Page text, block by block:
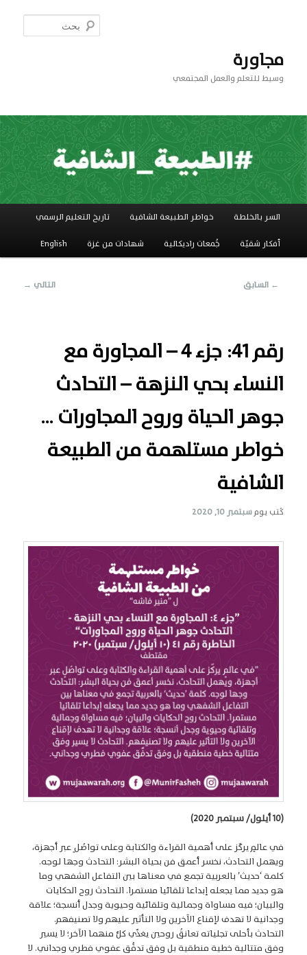
مجاورة
وسيط للتعلم والعمل المجتمعي
السر بالخلطة خواطر الطبيعة الشافية تاريخ التعليم الرسمي
أفكار شقيّة جَُمعات راديكالية شهادات من غزة English
تصفّح
← السابق التالي →
رقم 41: جزء 4 – المجاورة مع
النساء بحي النزهة – التحادث
جوهر الحياة وروح المجاورات …
خواطر مستلهمة من الطبيعة
الشافية
كُتب يومسبتمبر 10, 2020
(10 أيلول/ سبتمبر 2020)
في عالمٍ يركّز على أهمية القراءة والكتابة وعلى تواصُلٍ عبر أجهزة،
ويهمل التحادث، نخسر أعمق فن بحياة البشر: التحادث وجها لوجه.
كلمة ‘حديث’ بالعربية تجمع في معناها بين التفاعل الشفهي وما
هو جديد مما يجعله إبداعا تلقائيا مستمرا. التحادث روح الحكايات
والبيان؛ فيه مساواة وجمالية وتلقائية وحيوية وجدل أنسجة؛ علاقة
وجدانية لا تهدف لإقناع الآخرين ولا التأثير عليهم ولا تصنيفهم.
التحادث بأحلى تجلياته تعانقُ روحين يغذّي كلٌّ منهما الآخر؛ لا يسير
وفق متتالية خطية منطقية بل وفق تدفُّق عفوي فطري وجداني. لا